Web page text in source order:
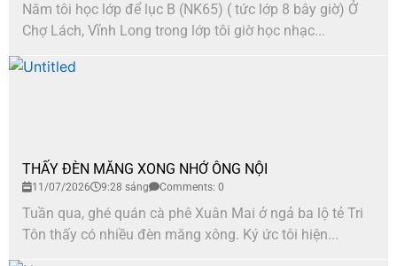
Năm tôi học lớp để lục B (NK65) ( tức lớp 8 bây giờ) Ở
Chợ Lách, Vĩnh Long trong lớp tôi giờ học nhạc...
THẤY ĐÈN MĂNG XONG NHỚ ÔNG NỘI
11/07/2026 9:28 sáng Comments: 0
Tuần qua, ghé quán cà phê Xuân Mai ở ngả ba lộ tẻ Tri
Tôn thấy có nhiều đèn măng xông. Ký ức tôi hiện...